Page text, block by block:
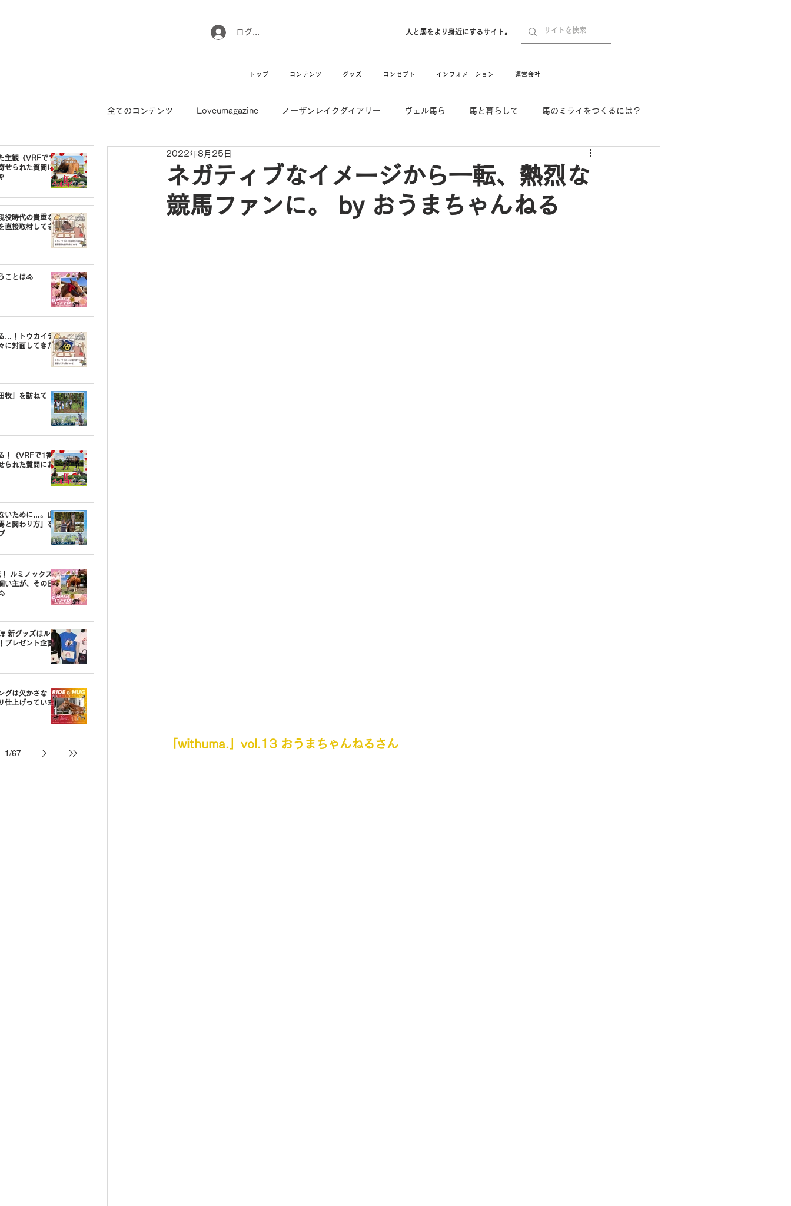
ログイン 人と馬をより身近にするサイト。
トップ コンテンツ グッズ コンセプト インフォメーション 運営会社
主観《VRFで1番
せられた質問に
役時代の貴重な
直接取材してき
ことは🐴
…！トウカイテ
に対面してきた
牧」を訪ねて
！《VRFで1番〇
られた質問にお
いために…。山
と関わり方」を
ルミノックスの
い主が、その日
新グッズはルミ
プレゼント企画
グは欠かさな
仕上げっていま
1/67
全てのコンテンツ Loveumagazine ノーザンレイクダイアリー ヴェル馬ら 馬と暮らして 馬のミライをつくるには？
ウマのお坊さん徒然日記
引退馬コレクション インフォメーション Movie New Long Hit
ネガティブなイメージから一転、熱烈な
競馬ファンに。 by おうまちゃんねる
2022年8月25日
「withuma.」vol.13 おうまちゃんねるさん